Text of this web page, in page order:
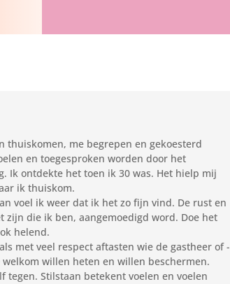
thuiskomen, me begrepen en gekoesterd
en toegesproken worden door het
Ik ontdekte het toen ik 30 was. Het hielp mij
ik thuiskom.
voel ik weer dat ik het zo fijn vind. De rust en
zijn die ik ben, aangemoedigd word. Doe het
helend.
met veel respect aftasten wie de gastheer of -
willen heten en willen beschermen.
tegen. Stilstaan betekent voelen en voelen